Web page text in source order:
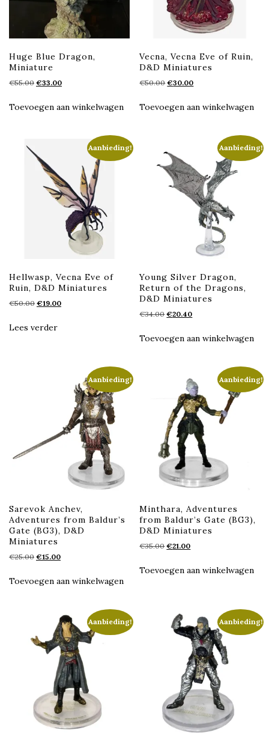
Huge Blue Dragon,
Miniature
€55.00 Oorspronkelijke
was:
€33.00Huidige
is:
Toevoegen aan winkelwagen
Vecna, Vecna Eve of Ruin,
D&D Miniatures
€50.00Oorspronkelijke
was:
€30.00Huidige
is:
Toevoegen aan winkelwagen
Aanbieding!
Hellwasp, Vecna Eve of
Ruin, D&D Miniatures
€50.00 Oorspronkelijke
was:
€19.00Huidige
Lees verder
Aanbieding!
Young Silver Dragon,
Return of the Dragons,
D&D Miniatures
€34.00Oorspronkelijke
was:
€20.40Huidige
is:
Toevoegen aan winkelwagen
Aanbieding!
Sarevok Anchev,
Adventures from Baldur’s
Gate (BG3), D&D
Miniatures
€25.00 Oorspronkelijke
was:
€15.00Huidige
is:
Toevoegen aan winkelwagen
Aanbieding!
Minthara, Adventures
from Baldur’s Gate (BG3),
D&D Miniatures
€35.00Oorspronkelijke
was:
€21.00Huidige
is:
Toevoegen aan winkelwagen
Aanbieding! Aanbieding!